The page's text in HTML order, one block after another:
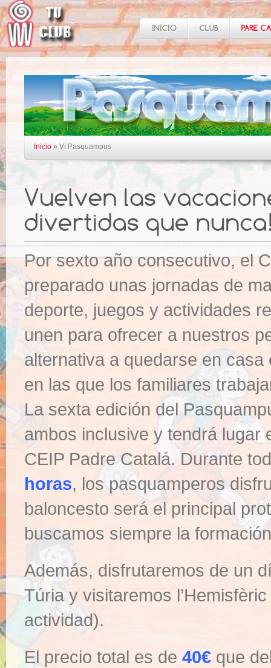
Inicio » VI Pasquampus
Por sexto año consecutivo, el
preparado unas jornadas de
deporte, juegos y actividades
unen para ofrecer a nuestros
alternativa a quedarse en casa
en las que los familiares
La sexta edición del
ambos inclusive y tendrá lugar
CEIP Padre Catalá. Durante
horas, los pasquamperos
baloncesto será el principal
buscamos siempre la
Además, disfrutaremos de un
Túria y visitaremos
actividad).
El precio total es de 40€ que